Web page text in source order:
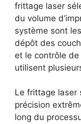
frittage laser
du volume
système sont
dépôt des
et le contrôle
utilisent
Le frittage laser
précision
long du